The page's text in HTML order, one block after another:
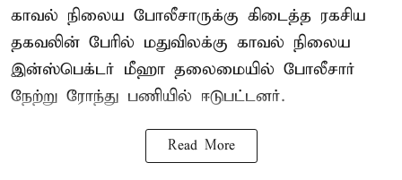
காவல் நிலைய போலீசாருக்கு கிடைத்த ரகசிய
தகவலின் பேரில் மதுவிலக்கு காவல் நிலைய
இன்ஸ்பெக்டர் மீஹா தலைமையில் போலீசார்
நேற்று ரோந்து பணியில் ஈடுபட்டனர்.
Read More